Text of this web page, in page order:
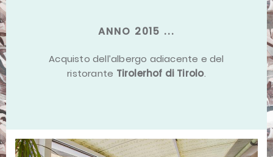
ANNO 2015 ...
Acquisto dell’albergo adiacente e del
ristorante Tirolerhof di Tirolo.